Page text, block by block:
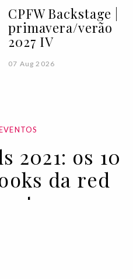
CPFW Backstage |
primavera/verão
2027 IV
07 Aug 2026
2021: os 10
da red